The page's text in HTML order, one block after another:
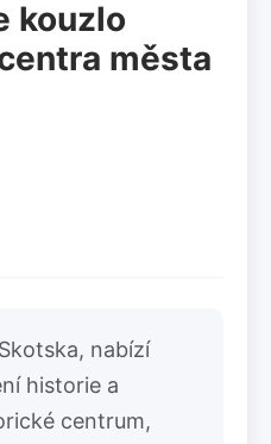
kouzlo
města
nabízí
historie a
centrum,